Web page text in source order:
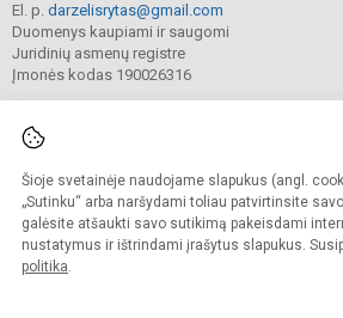
Šioje svetainėje naudojame slapukus (angl.
„Sutinku“ arba naršydami toliau patvirtinsite
galėsite atšaukti savo sutikimą pakeisdami
nustatymus ir ištrindami įrašytus slapukus.
politika.
El. p. darzelisrytas@gmail.com
Duomenys kaupiami ir saugomi
Juridinių asmenų registre
Įmonės kodas 190026316
© 2025. Vilniaus lopšelis-darželis „Rytas“.
Kopijuoti turinį be raštiško darželio sutikimo
Prieinamumo paraiška
Sumanus būdas atnaujinti